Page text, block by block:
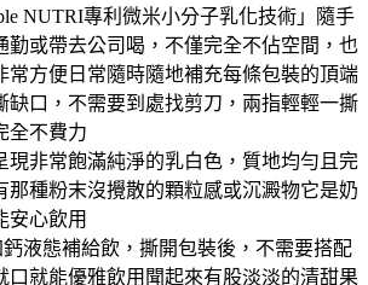
NUTRI專利微米小分子乳化技術」隨手
勤或帶去公司喝，不僅完全不佔空間，也
常方便日常隨時隨地補充每條包裝的頂端
缺口，不需要到處找剪刀，兩指輕輕一撕
全不費力
現非常飽滿純淨的乳白色，質地均勻且完
那種粉末沒攪散的顆粒感或沉澱物它是奶
安心飲用
鈣液態補給飲，撕開包裝後，不需要搭配
口就能優雅飲用聞起來有股淡淡的清甜果